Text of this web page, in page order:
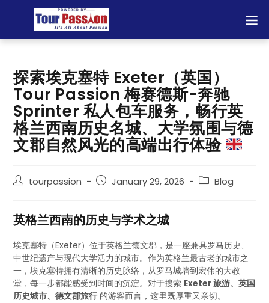
探索埃克塞特 Exeter（英国）
Tour Passion 梅赛德斯-奔驰
Sprinter 私人包车服务，畅行英
格兰西南历史名城、大学氛围与德
文郡自然风光的高端出行体验
tourpassion January 29, 2026 Blog
英格兰西南的历史与学术之城
埃克塞特（Exeter）位于英格兰德文郡，是一座兼具罗马历史、
中世纪遗产与现代大学活力的城市。作为英格兰最古老的城市之
一，埃克塞特拥有清晰的历史脉络，从罗马城墙到宏伟的大教
堂，每一步都能感受到时间的沉淀。对于搜索 Exeter 旅游、英国
历史城市、德文郡旅行 的游客而言，这里既厚重又亲切。